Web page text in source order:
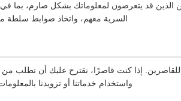
الذين قد يتعرضون لمعلوماتك بشكل صارم، بما
السرية معهم، واتخاذ ضوابط سلطة
للقاصرين. إذا كنت قاصرًا، نقترح عليك أن تطلب
واستخدام خدماتنا أو تزويدنا